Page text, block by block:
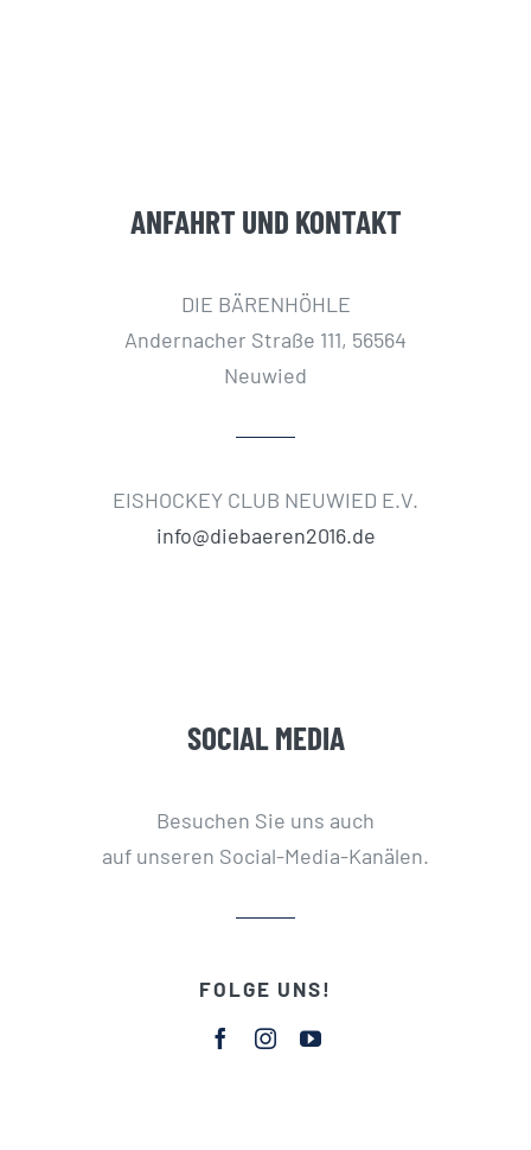
ANFAHRT UND KONTAKT
DIE BÄRENHÖHLE
Andernacher Straße 111, 56564
Neuwied
EISHOCKEY CLUB NEUWIED E.V.
info@diebaeren2016.de
SOCIAL MEDIA
Besuchen Sie uns auch
auf unseren Social-Media-Kanälen.
FOLGE UNS!